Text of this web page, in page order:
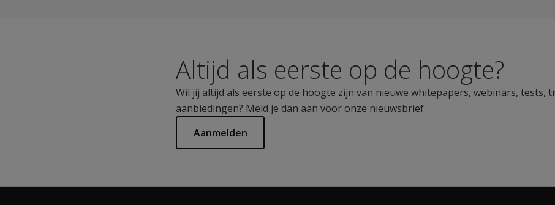
Altijd als eerste op de hoogte?
Wil jij altijd als eerste op de hoogte zijn van nieuwe whitepapers, webinars, tests,
aanbiedingen? Meld je dan aan voor onze nieuwsbrief.
Aanmelden